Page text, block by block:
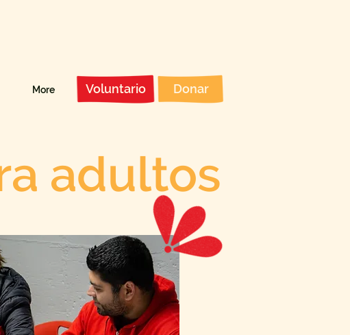
More Voluntario Donar
adultos